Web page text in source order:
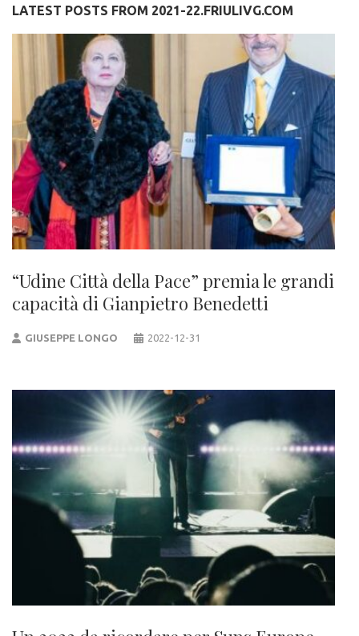
LATEST POSTS FROM 2021-22.FRIULIVG.COM
“Udine Città della Pace” premia le grandi
capacità di Gianpietro Benedetti
GIUSEPPE LONGO 2022-12-31